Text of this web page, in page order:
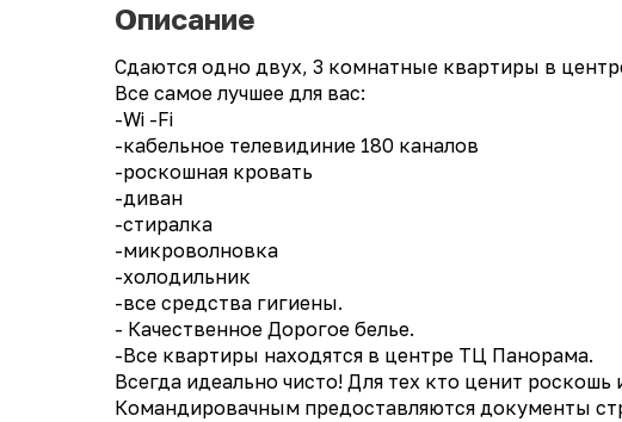
Описание
Сдаются одно двух, 3 комнатные квартиры в
Все самое лучшее для вас:
-Wi -Fi
-кабельное телевидиние 180 каналов
-роскошная кровать
-диван
-стиралка
-микроволновка
-холодильник
-все средства гигиены.
- Качественное Дорогое белье.
-Все квартиры находятся в центре ТЦ Панорама.
Всегда идеально чисто! Для тех кто ценит роскошь
Командировачным предоставляются документы